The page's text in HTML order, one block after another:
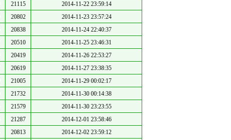
21115
2014-11-22 23:59:14
20802
2014-11-23 23:57:24
20838
2014-11-24 22:40:37
20510
2014-11-25 23:46:31
20419
2014-11-26 22:53:27
20619
2014-11-27 23:38:35
21005
2014-11-29 00:02:17
21732
2014-11-30 00:14:38
21579
2014-11-30 23:23:55
21287
2014-12-01 23:58:46
20813
2014-12-02 23:59:12